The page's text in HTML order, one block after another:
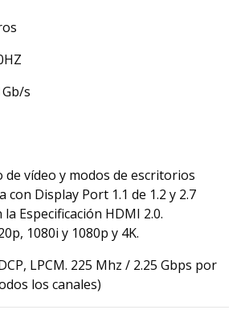
s
vídeo y modos de escritorios
con Display Port 1.1 de 1.2 y 2.7
la Especificación HDMI 2.0.
1080i y 1080p y 4K.
LPCM. 225 Mhz / 2.25 Gbps por
los canales)